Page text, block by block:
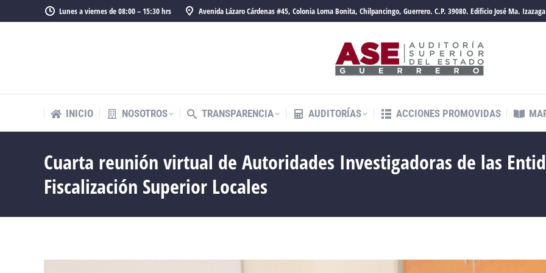
Lunes a viernes de 08:00 – 15:30 hrs Avenida Lázaro Cárdenas #45, Colonia Loma Bonita, Chilpancingo, Guerrero. C.P. 39080. Edificio José Ma.
INICIO
NOSOTROS TRANSPARENCIA AUDITORÍAS ACCIONES PROMOVIDAS
Cuarta reunión virtual de Autoridades Investigadoras de las
Fiscalización Superior Locales
INICIO NOSOTROS TRANSPARENCIA AUDITORÍAS ACCIONES PROMOVIDAS